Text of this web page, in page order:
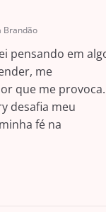
Brandão
pensando em
me
que me provoca.
desafia meu
fé na